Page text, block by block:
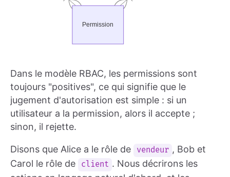
Dans le modèle RBAC, les permissions sont
toujours "positives", ce qui signifie que le
jugement d'autorisation est simple : si un
utilisateur a la permission, alors il accepte ;
sinon, il rejette.
Disons que Alice a le rôle de vendeur , Bob et
Carol le rôle de
client . Nous décrirons les